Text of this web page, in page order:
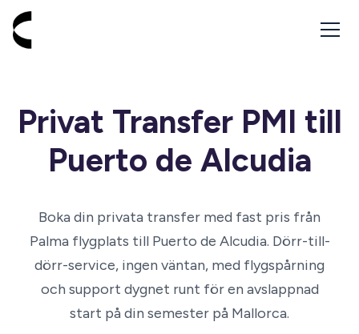
Gå till startsidan - Cabbik
Privat Transfer PMI till
Puerto de Alcudia
Boka din privata transfer med fast pris från
Palma flygplats till Puerto de Alcudia. Dörr-till-
dörr-service, ingen väntan, med flygspårning
och support dygnet runt för en avslappnad
start på din semester på Mallorca.